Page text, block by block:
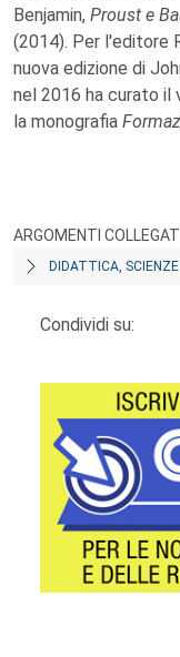
Benjamin, Proust e
(2014). Per l'editore
nuova edizione di
nel 2016 ha curato il
la monografia
ARGOMENTI COLLEGATI
DIDATTICA,
Condividi su: